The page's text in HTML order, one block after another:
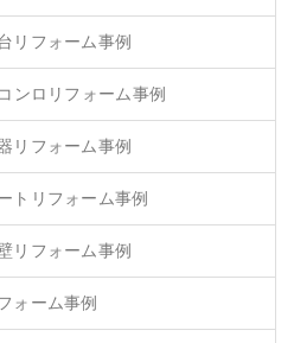
リフォーム事例
ンロリフォーム事例
リフォーム事例
トリフォーム事例
リフォーム事例
ォーム事例